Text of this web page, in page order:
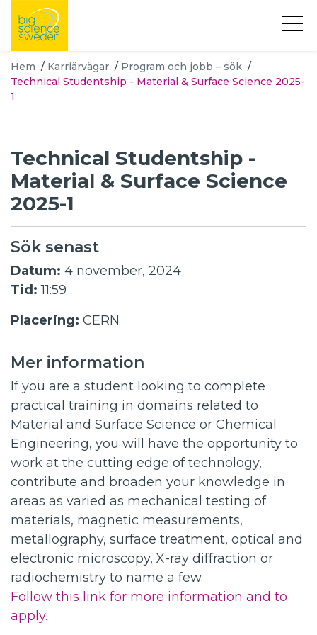
Hem / Karriärvägar / Program och jobb – sök /
Technical Studentship - Material & Surface Science 2025-
1
Technical Studentship -
Material & Surface Science
2025-1
Sök senast
Datum: 4 november, 2024
Tid: 11:59
Placering: CERN
Mer information
If you are a student looking to complete
practical training in domains related to
Material and Surface Science or Chemical
Engineering, you will have the opportunity to
work at the cutting edge of technology,
contribute and broaden your knowledge in
areas as varied as mechanical testing of
materials, magnetic measurements,
metallography, surface treatment, optical and
electronic microscopy, X-ray diffraction or
radiochemistry to name a few.
Follow this link for more information and to
apply.